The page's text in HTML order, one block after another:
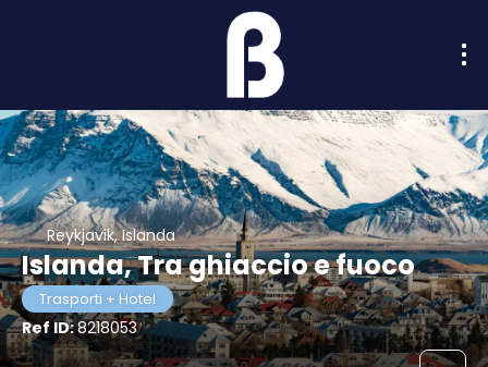
Reykjavik, Islanda
Islanda, Tra ghiaccio e fuoco
Trasporti + Hotel
Ref ID:8218053